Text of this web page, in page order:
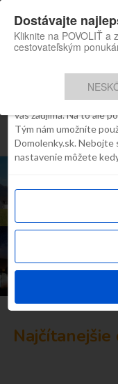
Skvelé tipy
Slovensku
Všetky
Najčítanejšie
Súhlas
Robíme všetko preto,
vás zaujíma. Na to ale
Tým nám umožníte
Domolenky.sk. Nebojte
nastavenie môžete
Dostávajte
Kliknite na POVOLIŤ a
cestovateľským